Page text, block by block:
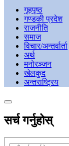
गृहपृष्ठ
गण्डकी प्रदेश
राजनीति
समाज
विचार/अन्तर्वार्ता
अर्थ
मनोरञ्जन
खेलकुद
अन्तराष्ट्रिय
सर्च गर्नुहोस्